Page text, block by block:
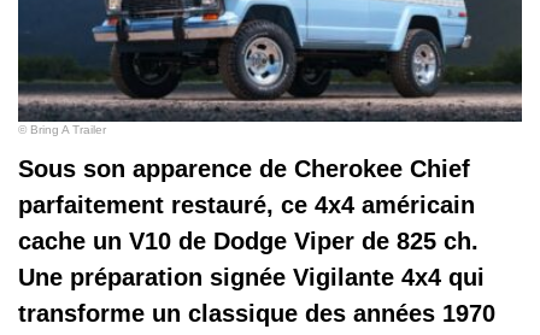
© Bring A Trailer
Sous son apparence de Cherokee Chief
parfaitement restauré, ce 4x4 américain
cache un V10 de Dodge Viper de 825 ch.
Une préparation signée Vigilante 4x4 qui
transforme un classique des années 1970